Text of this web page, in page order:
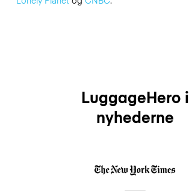
LuggageHero i
nyhederne